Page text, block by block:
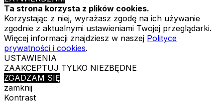
Ta strona korzysta z plików cookies.
Korzystając z niej, wyrażasz zgodę na ich używanie
zgodnie z aktualnymi ustawieniami Twojej przeglądarki.
Więcej informacji znajdziesz w naszej Polityce
prywatności i cookies.
USTAWIENIA
ZAAKCEPTUJ TYLKO NIEZBĘDNE
ZGADZAM SIĘ
zamknij
Kontrast